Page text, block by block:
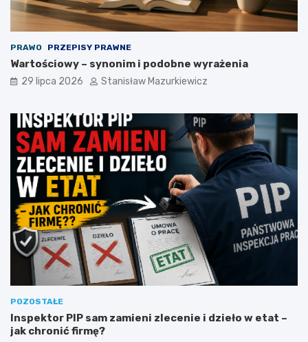
PRAWO PRZEPISY PRAWNE
Wartościowy – synonim i podobne wyrażenia
29 lipca 2026 Stanisław Mazurkiewicz
POZOSTAŁE
Inspektor PIP sam zamieni zlecenie i dzieło w etat –
jak chronić firmę?